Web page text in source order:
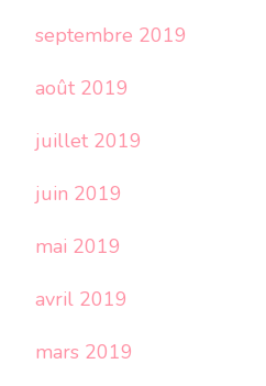
septembre 2019
août 2019
juillet 2019
juin 2019
mai 2019
avril 2019
mars 2019